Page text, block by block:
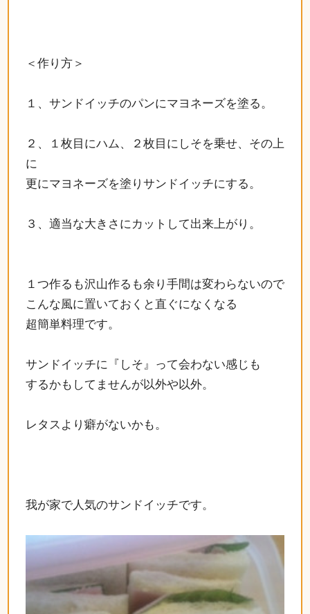
＜作り方＞
１、サンドイッチのパンにマヨネーズを塗る。
２、１枚目にハム、２枚目にしそを乗せ、その上
に
更にマヨネーズを塗りサンドイッチにする。
３、適当な大きさにカットして出来上がり。
１つ作るも沢山作るも余り手間は変わらないので
こんな風に置いておくと直ぐになくなる
超簡単料理です。
サンドイッチに『しそ』って会わない感じも
するかもしてませんが以外や以外。
レタスより癖がないかも。
我が家で人気のサンドイッチです。